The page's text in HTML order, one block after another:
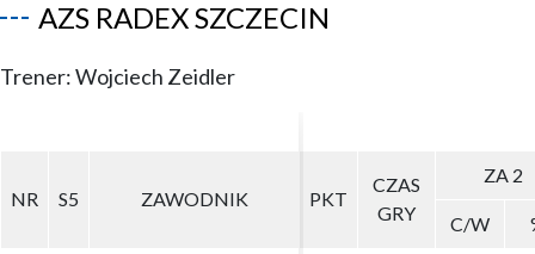
AZS RADEX SZCZECIN
Trener: Wojciech Zeidler
NR S5 ZAWODNIK PKT
CZAS
GRY
ZA 2
C/W
NR S5 ZAWODNIK PKT
CZAS
GRY
ZA 2
C/W